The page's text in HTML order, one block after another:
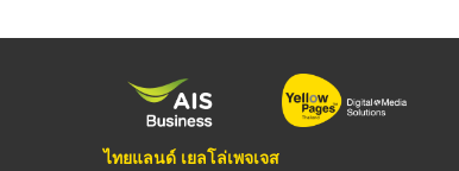
ไทยแลนด์ เยลโล่เพจเจส